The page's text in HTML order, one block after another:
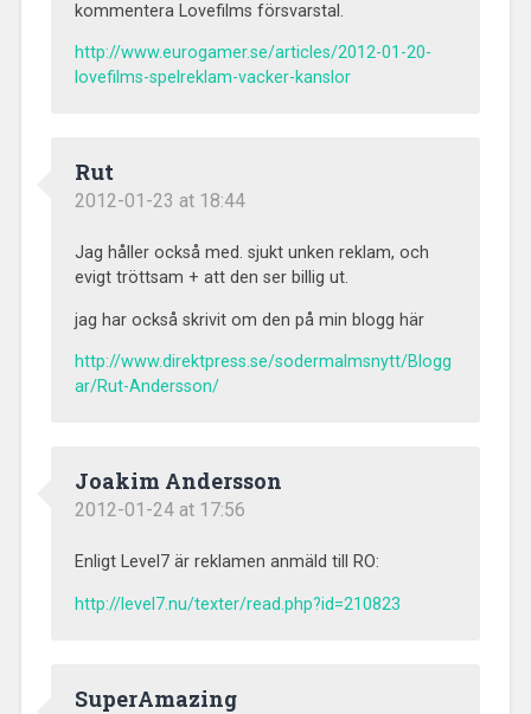
kommentera Lovefilms försvarstal.
http://www.eurogamer.se/articles/2012-01-20-
lovefilms-spelreklam-vacker-kanslor
Rut
2012-01-23 at 18:44
Jag håller också med. sjukt unken reklam, och
evigt tröttsam + att den ser billig ut.
jag har också skrivit om den på min blogg här
http://www.direktpress.se/sodermalmsnytt/Blogg
ar/Rut-Andersson/
Joakim Andersson
2012-01-24 at 17:56
Enligt Level7 är reklamen anmäld till RO:
http://level7.nu/texter/read.php?id=210823
SuperAmazing